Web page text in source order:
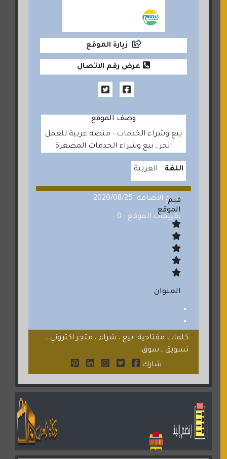
زيارة الموقع
عرض رقم الاتصال
وصف الموقع
بيع وشراء الخدمات - منصة عربية للعمل
الحر , بيع وشراء الخدمات المصغرة
اللغة العربية
تاريخ الاضافة: 2020/08/25
تقييمات الموقع : 0
قيم
الموقع
العنوان
كلمات مفتاحية: بيع ، شراء ، متجر اكتروني ،
تسويق ، سوق...
شارك